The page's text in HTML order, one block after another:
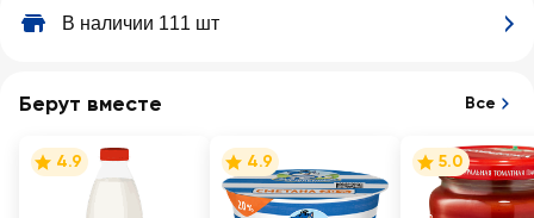
В наличии 111 шт
Берут вместе Все
4.9 4.9 5.0